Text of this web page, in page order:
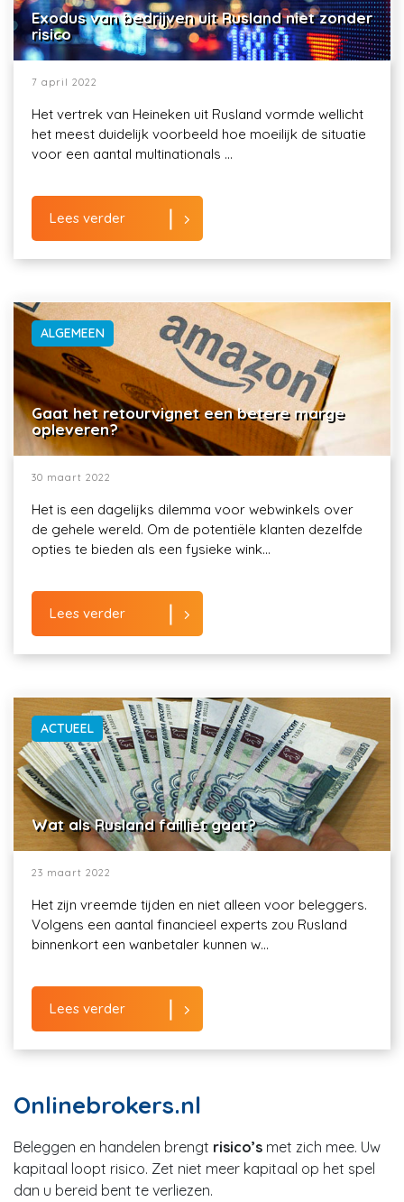
Exodus van bedrijven uit Rusland niet zonder
risico
7 april 2022
Het vertrek van Heineken uit Rusland vormde wellicht
het meest duidelijk voorbeeld hoe moeilijk de situatie
voor een aantal multinationals ...
Lees verder
ALGEMEEN
Gaat het retourvignet een betere marge
opleveren?
30 maart 2022
Het is een dagelijks dilemma voor webwinkels over
de gehele wereld. Om de potentiële klanten dezelfde
opties te bieden als een fysieke wink...
Lees verder
ACTUEEL
Wat als Rusland failliet gaat?
23 maart 2022
Het zijn vreemde tijden en niet alleen voor beleggers.
Volgens een aantal financieel experts zou Rusland
binnenkort een wanbetaler kunnen w...
Lees verder
Onlinebrokers.nl
Beleggen en handelen brengt risico’s met zich mee. Uw
kapitaal loopt risico. Zet niet meer kapitaal op het spel
dan u bereid bent te verliezen.